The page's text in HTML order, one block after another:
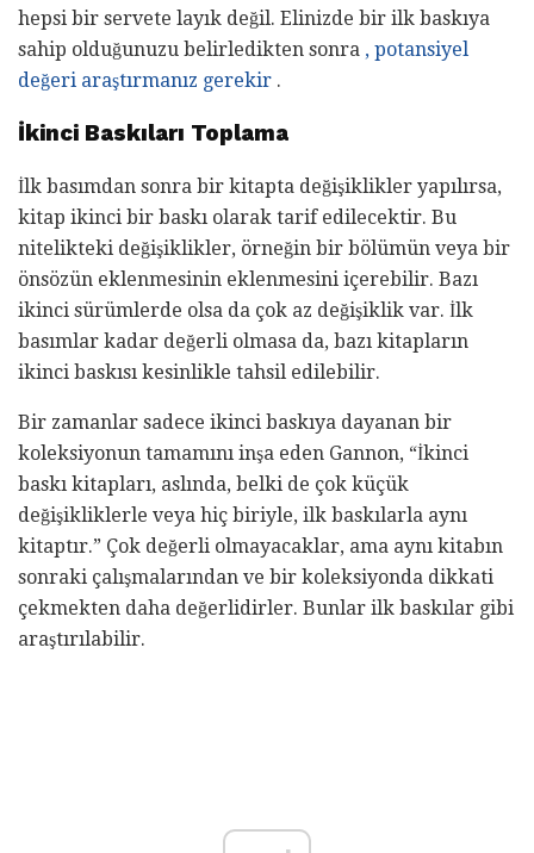
hepsi bir servete layık değil. Elinizde bir ilk baskıya
sahip olduğunuzu belirledikten sonra , potansiyel
değeri araştırmanız gerekir .
İkinci Baskıları Toplama
İlk basımdan sonra bir kitapta değişiklikler yapılırsa,
kitap ikinci bir baskı olarak tarif edilecektir. Bu
nitelikteki değişiklikler, örneğin bir bölümün veya bir
önsözün eklenmesinin eklenmesini içerebilir. Bazı
ikinci sürümlerde olsa da çok az değişiklik var. İlk
basımlar kadar değerli olmasa da, bazı kitapların
ikinci baskısı kesinlikle tahsil edilebilir.
Bir zamanlar sadece ikinci baskıya dayanan bir
koleksiyonun tamamını inşa eden Gannon, “İkinci
baskı kitapları, aslında, belki de çok küçük
değişikliklerle veya hiç biriyle, ilk baskılarla aynı
kitaptır.” Çok değerli olmayacaklar, ama aynı kitabın
sonraki çalışmalarından ve bir koleksiyonda dikkati
çekmekten daha değerlidirler. Bunlar ilk baskılar gibi
araştırılabilir.